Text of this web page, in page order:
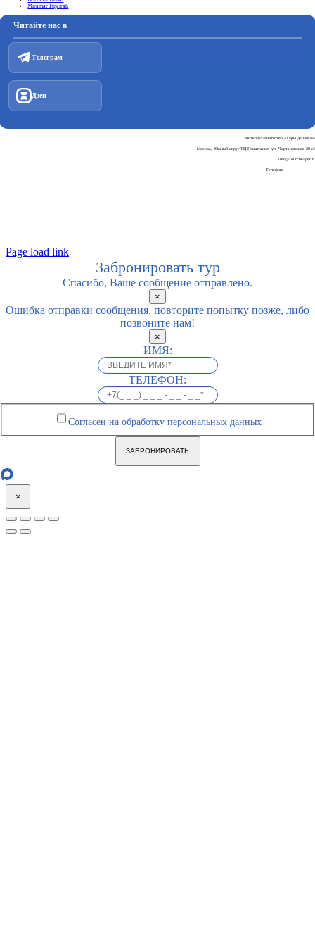
Miramar Fujairah
Читайте нас в
Телеграм
Дзен
Интернет-агентство «Туры дешевле»
Москва, Южный округ ТЦ Гравитация, ул. Чертановская 20 с3
info@tourcheaper.ru
Телефон:
Page load link
Забронировать тур
Спасибо, Ваше сообщение отправлено.
×
Ошибка отправки сообщения, повторите попытку позже, либо
позвоните нам!
×
ИМЯ:
ТЕЛЕФОН:
Согласен на обработку персональных данных
ЗАБРОНИРОВАТЬ
×